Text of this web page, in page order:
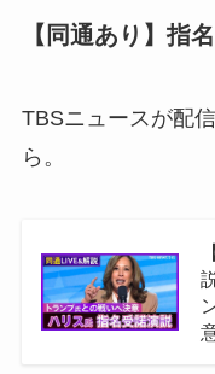
【同通あり】指
TBSニュースが配
ら。